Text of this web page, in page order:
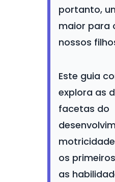
portanto,
maior para
nossos
Este guia
explora as
facetas do
os
as